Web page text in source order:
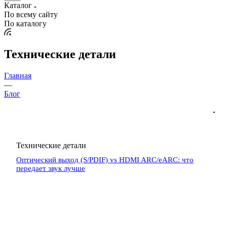
Каталог
По всему сайту
По каталогу
Технические детали
Главная
—
Блог
Технические детали
Оптический выход (S/PDIF) vs HDMI ARC/eARC: что
передает звук лучше